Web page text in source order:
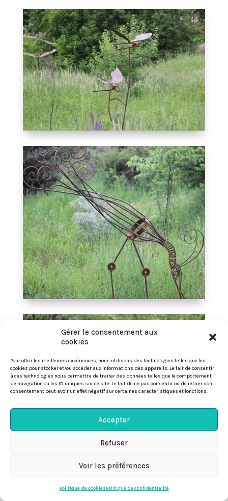
Gérer le consentement aux
cookies
Pour offrir les meilleures expériences, nous utilisons des technologies telles que les
cookies pour stocker et/ou accéder aux informations des appareils. Le fait de consentir
à ces technologies nous permettra de traiter des données telles que le comportement
de navigation ou les ID uniques sur ce site. Le fait de ne pas consentir ou de retirer son
consentement peut avoir un effet négatif sur certaines caractéristiques et fonctions.
Accepter
Refuser
Voir les préférences
Politique de cookiesPolitique de confidentialité